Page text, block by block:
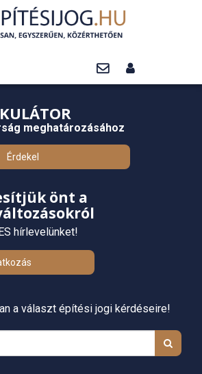
meghatározásához
Érdekel
önt a
hírlevelünket!
a választ építési jogi kérdéseire!